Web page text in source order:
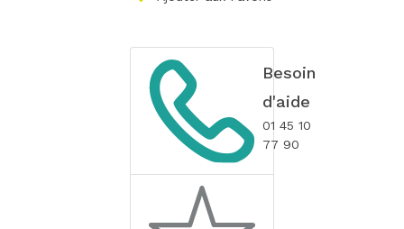
Besoin
d'aide
01 45 10
77 90